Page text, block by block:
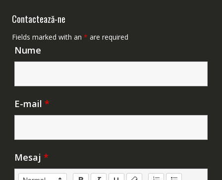
Contactează-ne
Fields marked with an * are required
Nume
E-mail *
Mesaj *